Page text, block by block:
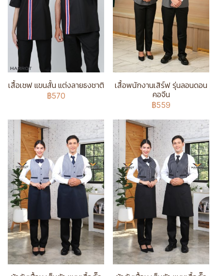
เสื้อเชฟ แขนสั้น แต่งลายธงชาติ
฿570
เสื้อพนักงานเสิร์ฟ รุ่นลอนดอน
คอจีน
฿559